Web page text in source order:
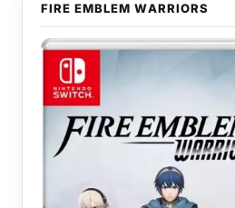
FIRE EMBLEM WARRIORS